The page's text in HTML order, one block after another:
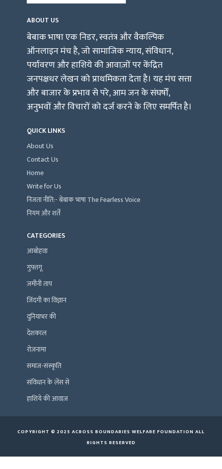
ABOUT US
बेबाक भाषा एक निडर, स्वतंत्र और वैकल्पिक
ऑनलाइन मंच है, जो सामाजिक न्याय, संविधान,
पर्यावरण और हाशिये की आवाज़ों पर केंद्रित
जनपक्षधर लेखन को प्राथमिकता देता है। यह मंच सत्ता
और बाजार के प्रभाव से परे, आम जन के संघर्षों,
अनुभवों और विचारों को दर्ज करने के लिए समर्पित है।
QUICK LINKS
About Us
Contact Us
Home
Write for Us
निजता नीति:- बेबाक भाषा The Fearless Voice
नियम और शर्तें
CATEGORIES
आबोहवा
गुफ़्तगू
ज़मीनी ताप
ज़िंदगी का विज्ञान
दुनियाभर की
देशकाल
रोज़नामा
समाज-संस्कृति
संविधान के लेंस से
हाशिये की आवाज़
COPYRIGHT © 2025 ACROSS BOUNDARIES WELFARE FOUNDATION ALL
RIGHTS RESERVED